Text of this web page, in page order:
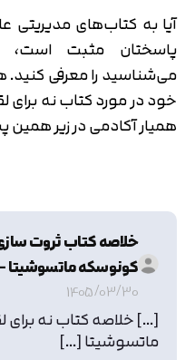
آیا به کتاب‌های
پاسختان مثبت است،
می‌شناسید را معرفی
خود در مورد کتاب نه برای
همیار آکادمی در زیر
خلاصه کتاب ثروت
کونوسکه ماتسوشیتا
1405/03/30
[…] خلاصه کتاب نه برای
ماتسوشیتا […]